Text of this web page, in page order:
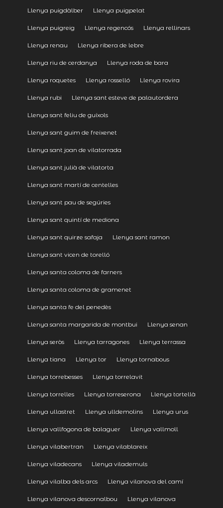
Llenya puigdàlber Llenya puigpelat
Llenya puigreig Llenya regencós Llenya rellinars
Llenya renau Llenya ribera de lebre
Llenya riu de cerdanya Llenya roda de bara
Llenya roquetes Llenya rosselló Llenya rovira
Llenya rubi Llenya sant esteve de palautordera
Llenya sant feliu de guíxols
Llenya sant guim de freixenet
Llenya sant joan de vilatorrada
Llenya sant julià de vilatorta
Llenya sant martí de centelles
Llenya sant pau de segúries
Llenya sant quintí de mediona
Llenya sant quirze safaja Llenya sant ramon
Llenya sant vicen de torelló
Llenya santa coloma de farners
Llenya santa coloma de gramenet
Llenya santa fe del penedès
Llenya santa margarida de montbui Llenya senan
Llenya seròs Llenya tarragones Llenya terrassa
Llenya tiana Llenya tor Llenya tornabous
Llenya torrebesses Llenya torrelavit
Llenya torrelles Llenya torreserona Llenya tortellà
Llenya ullastret Llenya ulldemolins Llenya urus
Llenya vallfogona de balaguer Llenya vallmoll
Llenya vilabertran Llenya vilablareix
Llenya viladecans Llenya vilademuls
Llenya vilalba dels arcs Llenya vilanova del camí
Llenya vilanova descornalbou Llenya vilanova